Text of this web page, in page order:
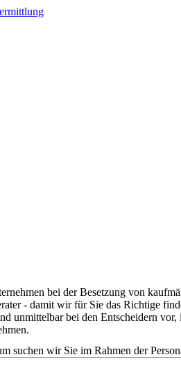
bei der Besetzung von
- damit wir für Sie das Richtige
unmittelbar bei den Entscheidern
suchen wir Sie im Rahmen der